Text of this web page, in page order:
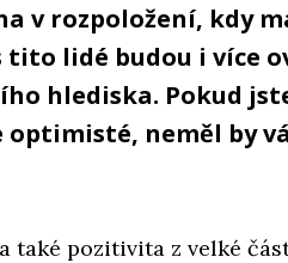
v rozpoložení, kdy
tito lidé budou i více
hlediska. Pokud
optimisté, neměl by
také pozitivita z velké